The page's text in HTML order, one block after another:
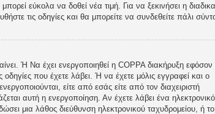
εύκολα να δοθεί νέα τιμή. Για να ξεκινήσει η
τις οδηγίες και θα μπορείτε να συνδεθείτε πάλι
Ή Να έχει ενεργοποιηθεί η COPPA διακήρυξη εφόσον
που έχετε λάβει. Ή να έχετε μόλις εγγραφεί και ο
είτε από εσάς είτε από τον διαχειριστή
αυτή η ενεργοποίηση. Αν έχετε λάβει ένα ηλεκτρονικό
μια λάθος διεύθυνση ηλεκτρονικού ταχυδρομείου, ή το